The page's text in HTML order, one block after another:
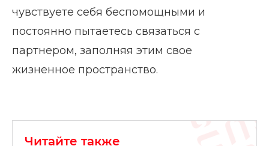
чувствуете себя беспомощными и
постоянно пытаетесь связаться с
партнером, заполняя этим свое
жизненное пространство.
Читайте также